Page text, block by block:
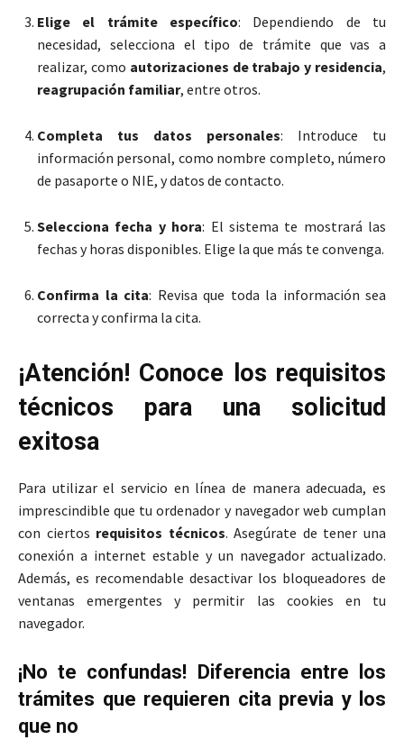
Elige el trámite específico: Dependiendo de tu
necesidad, selecciona el tipo de trámite que vas a
realizar, como autorizaciones de trabajo y residencia,
reagrupación familiar, entre otros.
Completa tus datos personales: Introduce tu
información personal, como nombre completo, número
de pasaporte o NIE, y datos de contacto.
Selecciona fecha y hora: El sistema te mostrará las
fechas y horas disponibles. Elige la que más te convenga.
Confirma la cita: Revisa que toda la información sea
correcta y confirma la cita.
¡Atención! Conoce los requisitos
técnicos para una solicitud
exitosa
Para utilizar el servicio en línea de manera adecuada, es
imprescindible que tu ordenador y navegador web cumplan
con ciertos requisitos técnicos. Asegúrate de tener una
conexión a internet estable y un navegador actualizado.
Además, es recomendable desactivar los bloqueadores de
ventanas emergentes y permitir las cookies en tu
navegador.
¡No te confundas! Diferencia entre los
trámites que requieren cita previa y los
que no